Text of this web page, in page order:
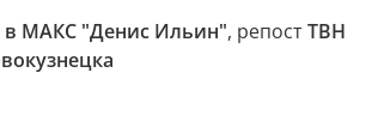
в МАКС "Денис Ильин", репостТВН